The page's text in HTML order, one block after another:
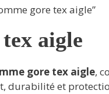
gore tex aigle”
aigle
gore tex aigle,
durabilité et